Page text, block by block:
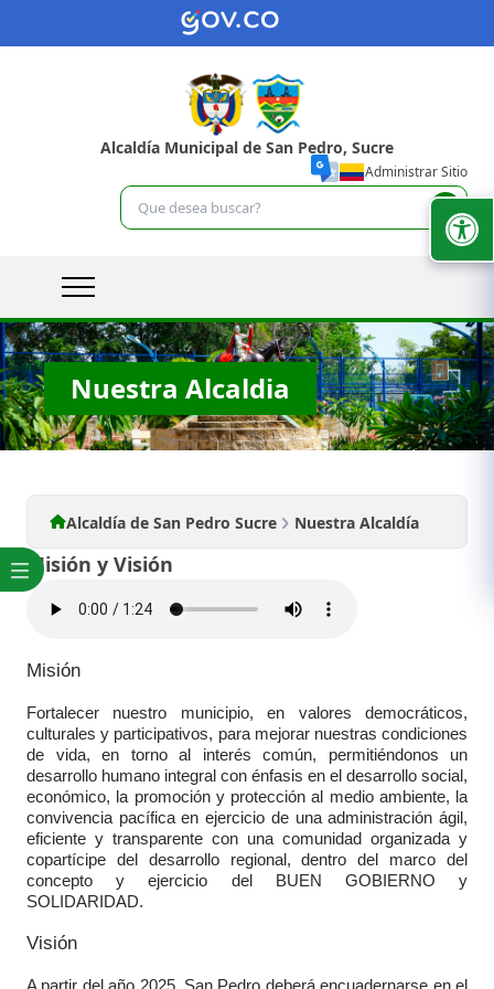
Alcaldía Municipal de San Pedro, Sucre
Administrar Sitio
Nuestra Alcaldia
Alcaldía de San Pedro Sucre Nuestra Alcaldía
Misión y Visión
​Misión
Fortalecer nuestro municipio, en valores democráticos,
culturales y participativos, para mejorar nuestras condiciones
de vida, en torno al interés común, permitiéndonos un
desarrollo humano integral con énfasis en el desarrollo social,
económico, la promoción y protección al medio ambiente, la
convivencia pacífica en ejercicio de una administración ágil,
eficiente y transparente con una comunidad organizada y
copartícipe del desarrollo regional, dentro del marco del
concepto y ejercicio del BUEN GOBIERNO y
SOLIDARIDAD.
Visión